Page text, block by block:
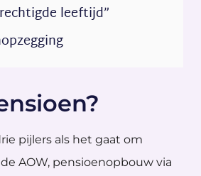
leeftijd”
pijlers als het gaat om
AOW, pensioenopbouw via